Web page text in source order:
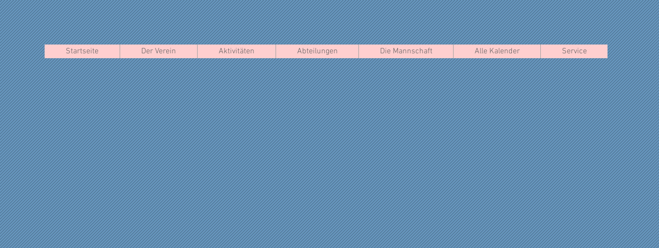
Startseite Der Verein Aktivitäten Abteilungen Die Mannschaft Alle Kalender Service